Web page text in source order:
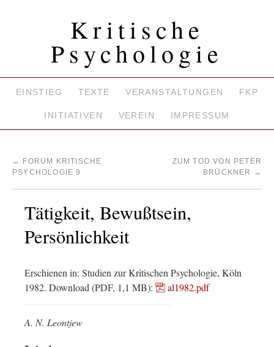
Kritische
Psychologie
EINSTIEG TEXTE VERANSTALTUNGEN FKP
INITIATIVEN VEREIN IMPRESSUM
←
FORUM KRITISCHE
PSYCHOLOGIE 9
ZUM TOD VON PETER
BRÜCKNER
→
Tätigkeit, Bewußtsein,
Persönlichkeit
Erschienen in: Studien zur Kritischen Psychologie, Köln
1982. Download (PDF, 1,1 MB):
al1982.pdf
A. N. Leontjew